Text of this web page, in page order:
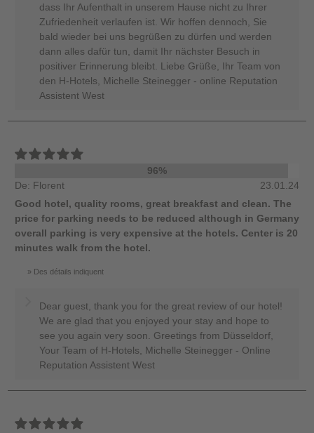
dass Ihr Aufenthalt in unserem Hause nicht zu Ihrer
Zufriedenheit verlaufen ist. Wir hoffen dennoch, Sie
bald wieder bei uns begrüßen zu dürfen und werden
dann alles dafür tun, damit Ihr nächster Besuch in
positiver Erinnerung bleibt. Liebe Grüße, Ihr Team von
den H-Hotels, Michelle Steinegger - online Reputation
Assistent West
96%
De: Florent
23.01.24
Good hotel, quality rooms, great breakfast and clean. The
price for parking needs to be reduced although in Germany
overall parking is very expensive at the hotels. Center is 20
minutes walk from the hotel.
Des détails indiquent
Dear guest, thank you for the great review of our hotel!
We are glad that you enjoyed your stay and hope to
see you again very soon. Greetings from Düsseldorf,
Your Team of H-Hotels, Michelle Steinegger - Online
Reputation Assistent West